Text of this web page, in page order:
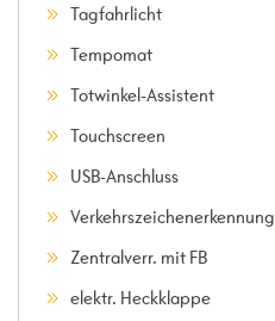
Tagfahrlicht
Tempomat
Totwinkel-Assistent
Touchscreen
USB-Anschluss
Verkehrszeichenerkennung
Zentralverr. mit FB
elektr. Heckklappe